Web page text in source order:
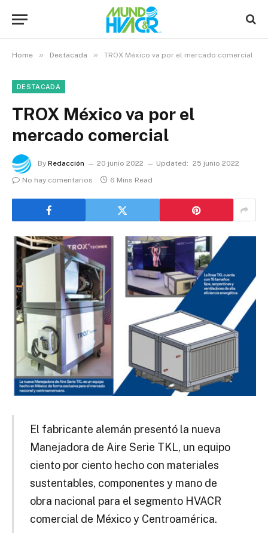
Home » Destacada » TROX México va por el mercado comercial
DESTACADA
TROX México va por el
mercado comercial
By Redacción 20 junio 2022 Updated: 25 junio 2022
No hay comentarios
6 Mins Read
El fabricante alemán presentó la nueva
Manejadora de Aire Serie TKL, un equipo
ciento por ciento hecho con materiales
sustentables, componentes y mano de
obra nacional para el segmento HVACR
comercial de México y Centroamérica.